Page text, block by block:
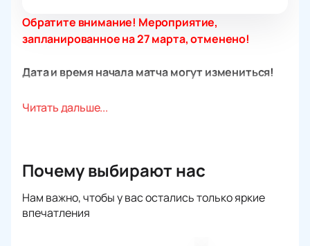
Обратите внимание! Мероприятие,
запланированное на 27 марта, отменено!
Дата и время начала матча могут измениться!
Захватывающий матч между российской сборной
футбольных турниров они не видели уже несколько
важную игру в российском спорте на радость всем
поклонникам футбола.
Читать дальше...
Почему выбирают нас
Нам важно, чтобы у вас остались только яркие
впечатления